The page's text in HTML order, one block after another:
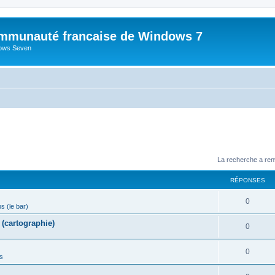
francaise de Windows 7
Seven
La recherche a
RÉPONSES
(le bar)
0R
é
o
n
0R
é
0R
é